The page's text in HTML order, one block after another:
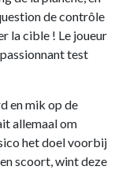
de contrôle
la cible ! Le joueur
test
en mik op de
allemaal om
het doel voorbij
scoort, wint deze